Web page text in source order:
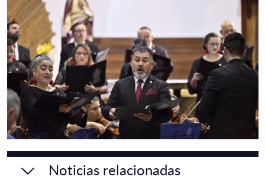
Noticias relacionadas